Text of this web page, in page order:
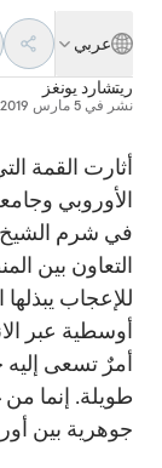
عربي
ريتشارد يونغز
نشر في 5 مارس 2019
أثارت القمة
الأوروبي
في شرم الشيخ
التعاون بين
للإعجاب
أوسطية عبر
أمرٌ تسعى إليه
طويلة. إنما
جوهرية بين